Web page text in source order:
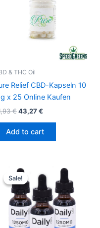
& THC Oil
Relief CBD-Kapseln 10
x 25 Online Kaufen
€43,27€
Add to cart
Sale!
Sale!price
was:
272,61 €.
Current
price
is:
246,65 €.